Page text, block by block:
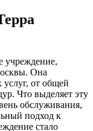
учреждение,
Она
от общей
Что выделяет эту
обслуживания,
подход к
стало